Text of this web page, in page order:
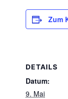
Zum
DETAILS
Datum:
9. Mai